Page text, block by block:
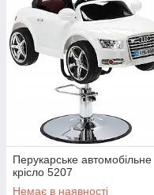
Перукарське автомобільне
крісло 5207
Немає в наявності